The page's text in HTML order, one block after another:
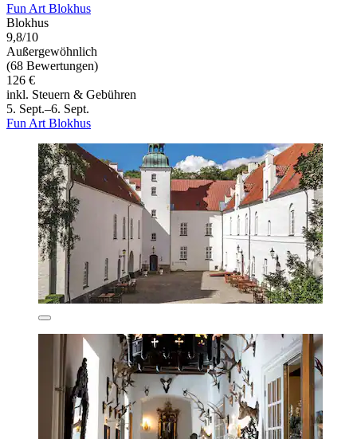
Fun Art Blokhus
Blokhus
9,8/10
Außergewöhnlich
(68 Bewertungen)
126 €
inkl. Steuern & Gebühren
5. Sept.–6. Sept.
Fun Art Blokhus